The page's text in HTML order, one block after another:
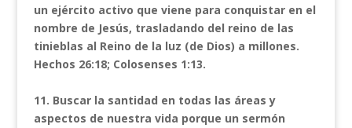
un ejército activo que viene para conquistar en el
nombre de Jesús, trasladando del reino de las
tinieblas al Reino de la luz (de Dios) a millones.
Hechos 26:18; Colosenses 1:13.
11. Buscar la santidad en todas las áreas y
aspectos de nuestra vida porque un sermón